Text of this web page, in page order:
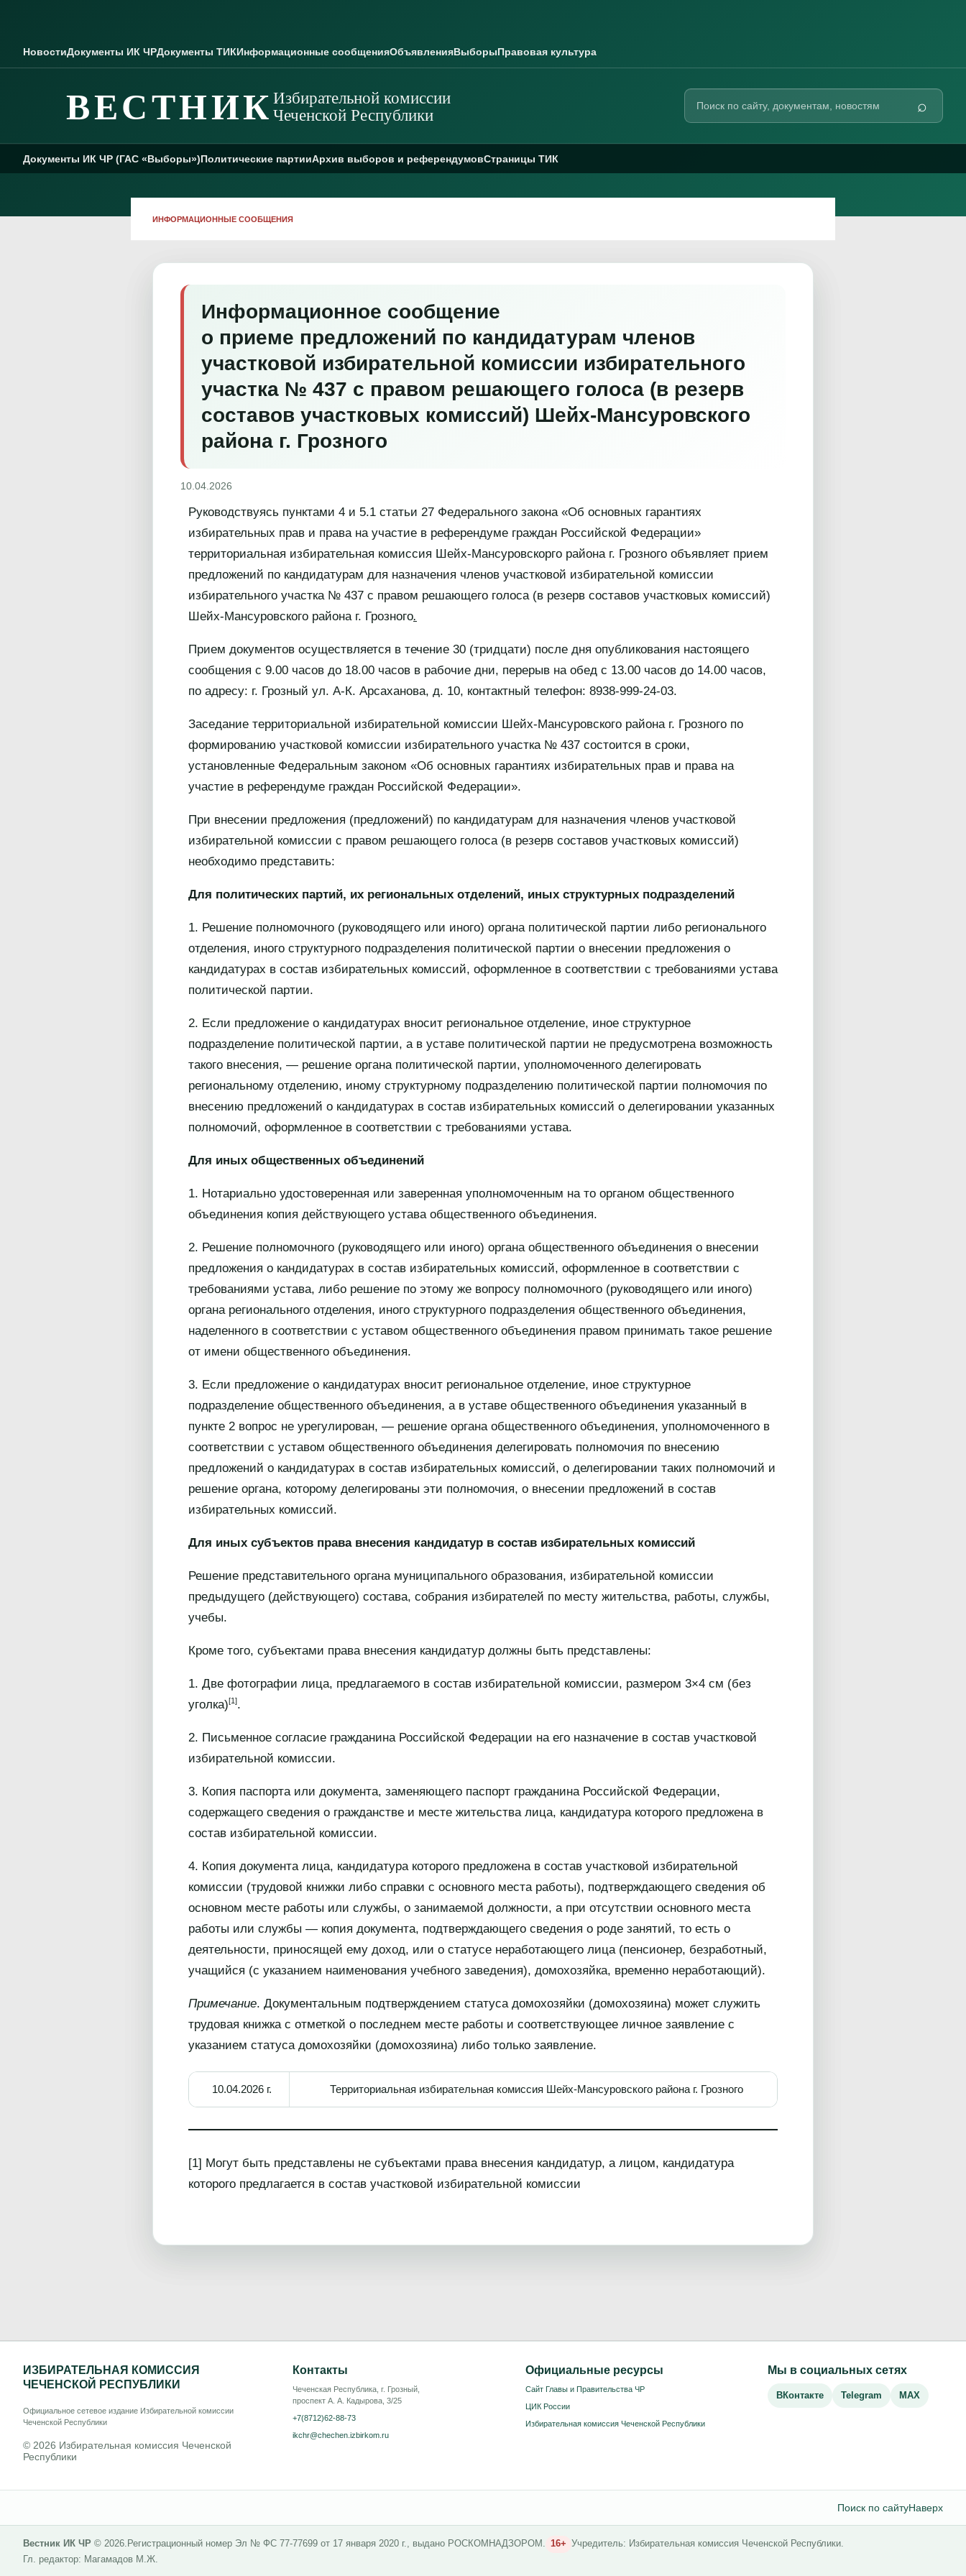
НовостиДокументы ИК ЧРДокументы ТИКИнформационные сообщенияОбъявленияВыборыПравовая культура
ВЕСТНИК Избирательной комиссии
Чеченской Республики
Поиск
сайту
⌕
Документы ИК ЧР (ГАС «Выборы»)Политические партииАрхив выборов и референдумовСтраницы ТИК
ИНФОРМАЦИОННЫЕ СООБЩЕНИЯ
Информационное сообщение
о приеме предложений по кандидатурам членов
участковой избирательной комиссии избирательного
участка № 437 с правом решающего голоса (в резерв
составов участковых комиссий) Шейх-Мансуровского
района г. Грозного
10.04.2026
Руководствуясь пунктами 4 и 5.1 статьи 27 Федерального закона «Об основных гарантиях
избирательных прав и права на участие в референдуме граждан Российской Федерации»
территориальная избирательная комиссия Шейх-Мансуровскорго района г. Грозного объявляет прием
предложений по кандидатурам для назначения членов участковой избирательной комиссии
избирательного участка № 437 с правом решающего голоса (в резерв составов участковых комиссий)
Шейх-Мансуровского района г. Грозного.
Прием документов осуществляется в течение 30 (тридцати) после дня опубликования настоящего
сообщения с 9.00 часов до 18.00 часов в рабочие дни, перерыв на обед с 13.00 часов до 14.00 часов,
по адресу: г. Грозный ул. А-К. Арсаханова, д. 10, контактный телефон: 8938-999-24-03.
Заседание территориальной избирательной комиссии Шейх-Мансуровского района г. Грозного по
формированию участковой комиссии избирательного участка № 437 состоится в сроки,
установленные Федеральным законом «Об основных гарантиях избирательных прав и права на
участие в референдуме граждан Российской Федерации».
При внесении предложения (предложений) по кандидатурам для назначения членов участковой
избирательной комиссии с правом решающего голоса (в резерв составов участковых комиссий)
необходимо представить:
Для политических партий, их региональных отделений, иных структурных подразделений
1. Решение полномочного (руководящего или иного) органа политической партии либо регионального
отделения, иного структурного подразделения политической партии о внесении предложения о
кандидатурах в состав избирательных комиссий, оформленное в соответствии с требованиями устава
политической партии.
2. Если предложение о кандидатурах вносит региональное отделение, иное структурное
подразделение политической партии, а в уставе политической партии не предусмотрена возможность
такого внесения, — решение органа политической партии, уполномоченного делегировать
региональному отделению, иному структурному подразделению политической партии полномочия по
внесению предложений о кандидатурах в состав избирательных комиссий о делегировании указанных
полномочий, оформленное в соответствии с требованиями устава.
Для иных общественных объединений
1. Нотариально удостоверенная или заверенная уполномоченным на то органом общественного
объединения копия действующего устава общественного объединения.
2. Решение полномочного (руководящего или иного) органа общественного объединения о внесении
предложения о кандидатурах в состав избирательных комиссий, оформленное в соответствии с
требованиями устава, либо решение по этому же вопросу полномочного (руководящего или иного)
органа регионального отделения, иного структурного подразделения общественного объединения,
наделенного в соответствии с уставом общественного объединения правом принимать такое решение
от имени общественного объединения.
3. Если предложение о кандидатурах вносит региональное отделение, иное структурное
подразделение общественного объединения, а в уставе общественного объединения указанный в
пункте 2 вопрос не урегулирован, — решение органа общественного объединения, уполномоченного в
соответствии с уставом общественного объединения делегировать полномочия по внесению
предложений о кандидатурах в состав избирательных комиссий, о делегировании таких полномочий и
решение органа, которому делегированы эти полномочия, о внесении предложений в состав
избирательных комиссий.
Для иных субъектов права внесения кандидатур в состав избирательных комиссий
Решение представительного органа муниципального образования, избирательной комиссии
предыдущего (действующего) состава, собрания избирателей по месту жительства, работы, службы,
учебы.
Кроме того, субъектами права внесения кандидатур должны быть представлены:
1. Две фотографии лица, предлагаемого в состав избирательной комиссии, размером 3×4 см (без
уголка)[1].
2. Письменное согласие гражданина Российской Федерации на его назначение в состав участковой
избирательной комиссии.
3. Копия паспорта или документа, заменяющего паспорт гражданина Российской Федерации,
содержащего сведения о гражданстве и месте жительства лица, кандидатура которого предложена в
состав избирательной комиссии.
4. Копия документа лица, кандидатура которого предложена в состав участковой избирательной
комиссии (трудовой книжки либо справки с основного места работы), подтверждающего сведения об
основном месте работы или службы, о занимаемой должности, а при отсутствии основного места
работы или службы — копия документа, подтверждающего сведения о роде занятий, то есть о
деятельности, приносящей ему доход, или о статусе неработающего лица (пенсионер, безработный,
учащийся (с указанием наименования учебного заведения), домохозяйка, временно неработающий).
Примечание. Документальным подтверждением статуса домохозяйки (домохозяина) может служить
трудовая книжка с отметкой о последнем месте работы и соответствующее личное заявление с
указанием статуса домохозяйки (домохозяина) либо только заявление.
10.04.2026 г. Территориальная избирательная комиссия Шейх-Мансуровского района г. Грозного
[1] Могут быть представлены не субъектами права внесения кандидатур, а лицом, кандидатура
которого предлагается в состав участковой избирательной комиссии
ИЗБИРАТЕЛЬНАЯ КОМИССИЯ
ЧЕЧЕНСКОЙ РЕСПУБЛИКИ
Официальное сетевое издание Избирательной комиссии
Чеченской Республики
© 2026 Избирательная комиссия Чеченской
Республики
Контакты
Чеченская Республика, г. Грозный,
проспект А. А. Кадырова, 3/25
+7(8712)62-88-73
ikchr@chechen.izbirkom.ru
Официальные ресурсы
Сайт Главы и Правительства ЧР
ЦИК России
Избирательная комиссия Чеченской Республики
Мы в социальных сетях
ВКонтакте Telegram MAX
Поиск по сайтуНаверх
Вестник ИК ЧР © 2026. Регистрационный номер Эл № ФС 77-77699 от 17 января 2020 г., выдано РОСКОМНАДЗОРОМ. 16+ Учредитель: Избирательная комиссия Чеченской Республики.
Гл. редактор: Магамадов М.Ж.